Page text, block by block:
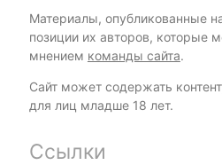
Материалы, опубликованные
позиции их авторов, которые
мнением команды сайта.
Сайт может содержать
для лиц младше 18 лет.
Ссылки